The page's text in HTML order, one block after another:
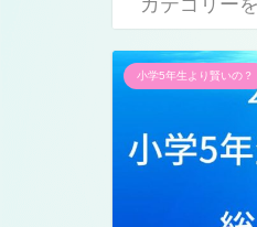
小学5年生より賢いの？